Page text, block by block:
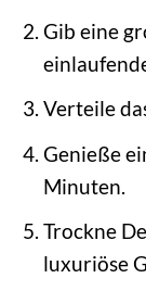
Gib eine
Verteile
Genieße
Minuten.
Trockne
luxuriöse